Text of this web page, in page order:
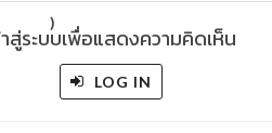
)
าสู่ระบบเพื่อแสดงความคิดเห็น
LOG IN